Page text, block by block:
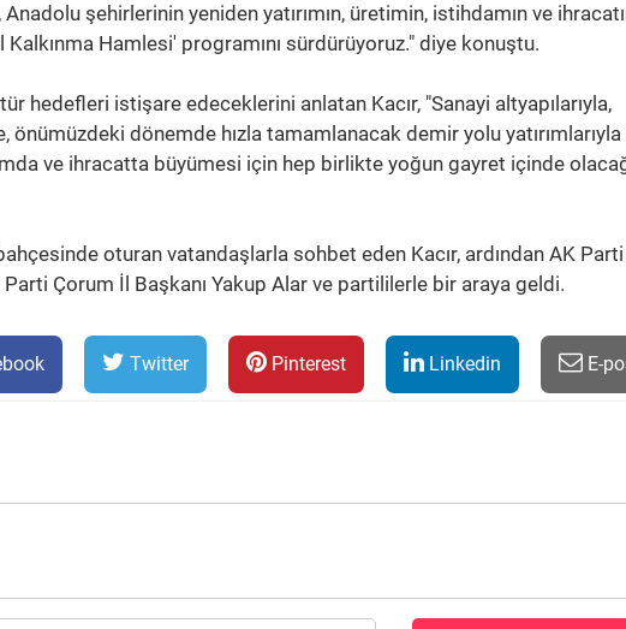
şehirlerinin yeniden yatırımın, üretimin, istihdamın ve
Kalkınma Hamlesi' programını sürdürüyoruz." diye konuştu.
hedefleri istişare edeceklerini anlatan Kacır, "Sanayi altyapılarıyla,
önümüzdeki dönemde hızla tamamlanacak demir yolu yatırımlarıyla
ve ihracatta büyümesi için hep birlikte yoğun gayret içinde
oturan vatandaşlarla sohbet eden Kacır, ardından AK Parti
Parti Çorum İl Başkanı Yakup Alar ve partililerle bir araya geldi.
Twitter Pinterest Linkedin E-